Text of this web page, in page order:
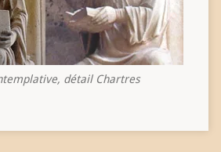
détail Chartres